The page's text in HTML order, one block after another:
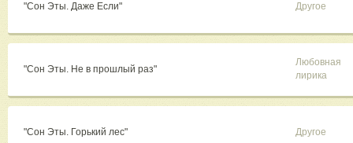
"Сон Эты. Даже Если" Другое
"Сон Эты. Не в прошлый раз"
Любовная
лирика
"Сон Эты. Горький лес" Другое